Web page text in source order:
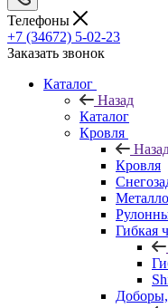
Телефоны
+7 (34672) 5-02-23
Заказать звонок
Каталог
Назад
Каталог
Кровля
Кровля
Гибкая